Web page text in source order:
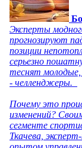
Эксперты
прогнозируют
позиции
серьезно
теснят
- челленджеры.
Почему это
изменений?
сегменте
Ткачева,